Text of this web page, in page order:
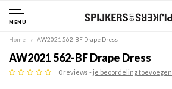
MENU
Home AW2021 562-BF Drape Dress
AW2021 562-BF Drape Dress
0 reviews -je beoordeling toevoegen